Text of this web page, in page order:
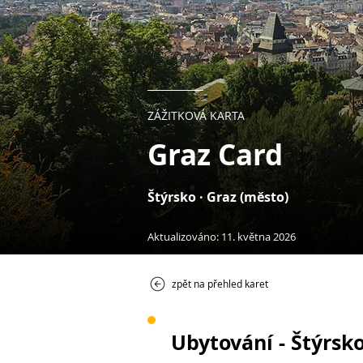
ZÁŽITKOVÁ KARTA
Graz Card
Štýrsko · Graz (město)
Aktualizováno: 11. května 2026
zpět na přehled karet
Ubytování -